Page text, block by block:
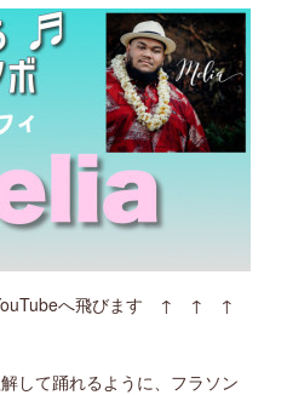
へ飛びます ↑ ↑ ↑
して踊れるように、フラソン